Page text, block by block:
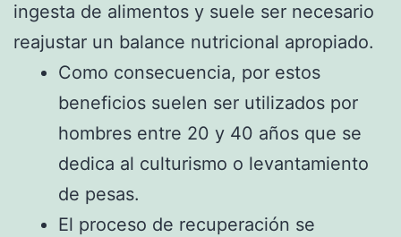
ingesta de alimentos y suele ser necesario
reajustar un balance nutricional apropiado.
Como consecuencia, por estos
beneficios suelen ser utilizados por
hombres entre 20 y 40 años que se
dedica al culturismo o levantamiento
de pesas.
El proceso de recuperación se